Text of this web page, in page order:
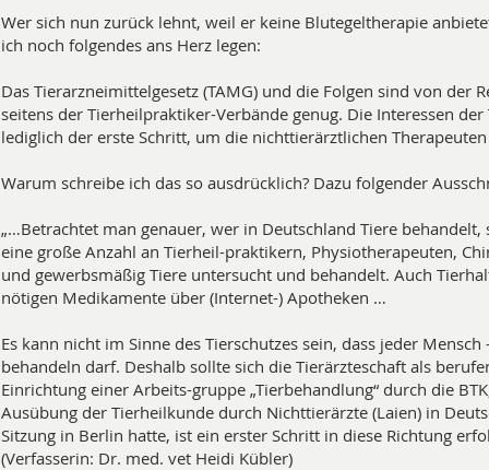
Wer sich nun zurück lehnt, weil er keine Blutegeltherapie
ich noch folgendes ans Herz legen:
Das Tierarzneimittelgesetz (TAMG) und die Folgen sind von der
seitens der Tierheilpraktiker-Verbände genug. Die Interessen
lediglich der erste Schritt, um die nichttierärztlichen
Warum schreibe ich das so ausdrücklich? Dazu folgender
„…Betrachtet man genauer, wer in Deutschland Tiere
eine große Anzahl an Tierheil-praktikern, Physiotherapeuten,
und gewerbsmäßig Tiere untersucht und behandelt. Auch
nötigen Medikamente über (Internet-) Apotheken …
Es kann nicht im Sinne des Tierschutzes sein, dass jeder
behandeln darf. Deshalb sollte sich die Tierärzteschaft als
Einrichtung einer Arbeits-gruppe „Tierbehandlung“ durch die
Ausübung der Tierheilkunde durch Nichttierärzte (Laien) in
Sitzung in Berlin hatte, ist ein erster Schritt in diese Richtung
(Verfasserin: Dr. med. vet Heidi Kübler)